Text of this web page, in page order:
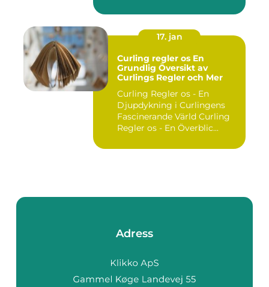
17. jan
Curling regler os En
Grundlig Översikt av
Curlings Regler och Mer
Curling Regler os - En
Djupdykning i Curlingens
Fascinerande Värld Curling
Regler os - En Överblic...
Adress